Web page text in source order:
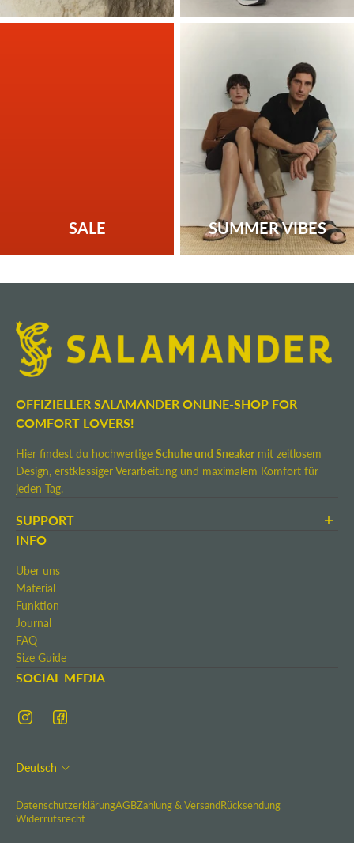
SALE SUMMER VIBES
OFFIZIELLER SALAMANDER ONLINE-SHOP FOR
COMFORT LOVERS!
Hier findest du hochwertige Schuhe und Sneaker mit zeitlosem
Design, erstklassiger Verarbeitung und maximalem Komfort für
jeden Tag.
SUPPORT
AGB
Rücksendung
Widerrufsrecht
Kontakt
Impressum
INFO
Über uns
Material
Funktion
Journal
FAQ
Size Guide
SOCIAL MEDIA
Deutsch
DatenschutzerklärungAGBZahlung & VersandRücksendung
Widerrufsrecht